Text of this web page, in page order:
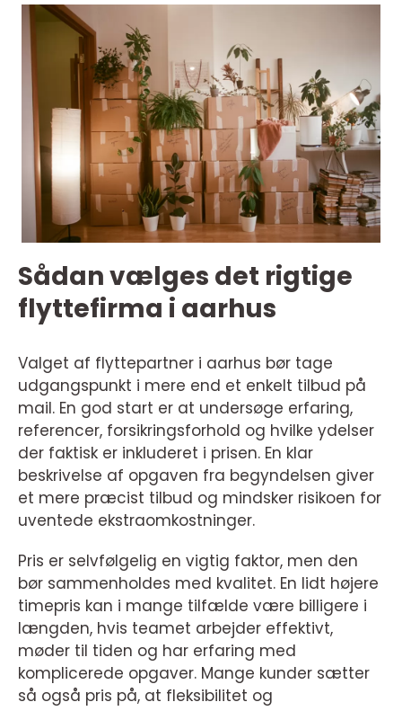
Sådan vælges det rigtige
flyttefirma i aarhus
Valget af flyttepartner i aarhus bør tage
udgangspunkt i mere end et enkelt tilbud på
mail. En god start er at undersøge erfaring,
referencer, forsikringsforhold og hvilke ydelser
der faktisk er inkluderet i prisen. En klar
beskrivelse af opgaven fra begyndelsen giver
et mere præcist tilbud og mindsker risikoen for
uventede ekstraomkostninger.
Pris er selvfølgelig en vigtig faktor, men den
bør sammenholdes med kvalitet. En lidt højere
timepris kan i mange tilfælde være billigere i
længden, hvis teamet arbejder effektivt,
møder til tiden og har erfaring med
komplicerede opgaver. Mange kunder sætter
så også pris på, at fleksibilitet og